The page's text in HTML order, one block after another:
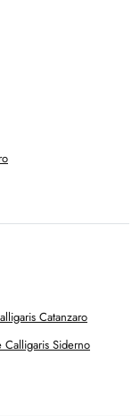
Catanzaro
Calligaris Siderno